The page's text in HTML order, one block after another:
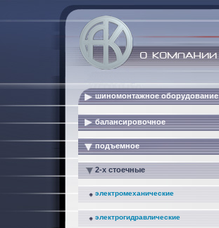
шиномонтажное оборудование
балансировочное
подъемное
2-х стоечные
электромеханические
электрогидравлические